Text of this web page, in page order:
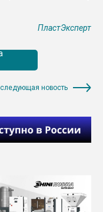
ПластЭксперт
следующая новость